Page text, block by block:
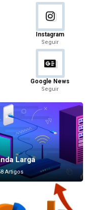
Instagram
Seguir
Google News
Seguir
Larga
Artigos